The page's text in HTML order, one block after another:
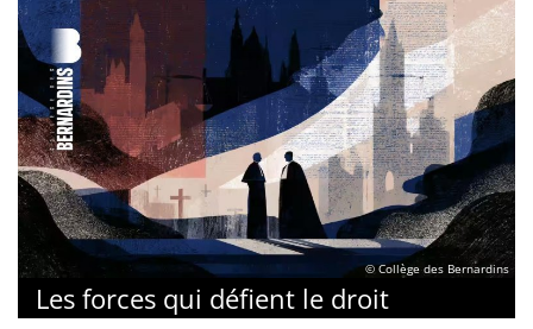
© Collège des Bernardins
Les forces qui défient le droit